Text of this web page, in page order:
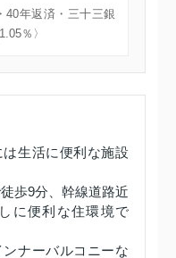
年返済・三十三銀
％〉
生活に便利な施設
歩9分、幹線道路近
に便利な住環境で
ナーバルコニーな